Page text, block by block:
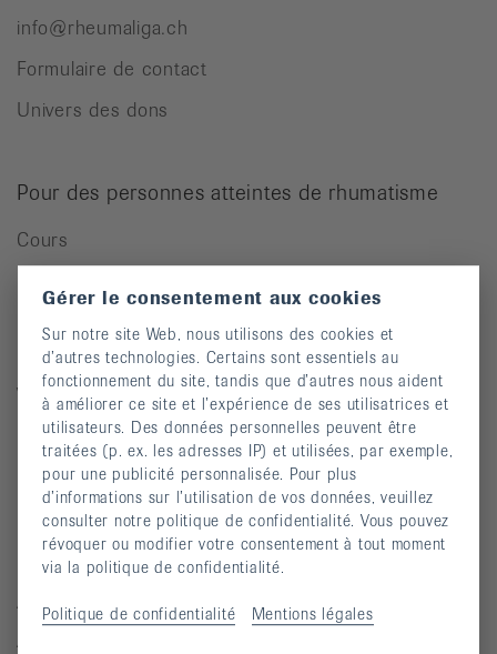
info@rheumaliga.ch
Formulaire de contact
Univers des dons
Pour des personnes atteintes de rhumatisme
Cours
Publications
Vidéos
Lettre d’information
Moyens auxiliaires
Maladies rhumatismales
Arthrite
Arthrose
Gérer le consentement aux cookies
Sur notre site Web, nous utilisons des cookies et
d’autres technologies. Certains sont essentiels au
fonctionnement du site, tandis que d’autres nous aident
à améliorer ce site et l’expérience de ses utilisatrices et
utilisateurs. Des données personnelles peuvent être
traitées (p. ex. les adresses IP) et utilisées, par exemple,
pour une publicité personnalisée. Pour plus
d’informations sur l’utilisation de vos données, veuillez
consulter notre politique de confidentialité. Vous pouvez
révoquer ou modifier votre consentement à tout moment
via la politique de confidentialité.
Politique de confidentialité Mentions légales